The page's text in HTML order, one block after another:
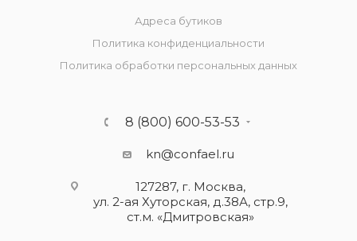
Адреса бутиков
Политика конфиденциальности
Политика обработки персональных данных
8 (800) 600-53-53
kn@confael.ru
127287, г. Москва,
ул. 2-ая Хуторская, д.38А, стр.9,
ст.м. «Дмитровская»